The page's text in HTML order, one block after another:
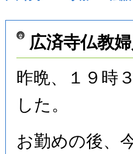
広済寺仏教
昨晩、１９時
した。
お勤めの後、